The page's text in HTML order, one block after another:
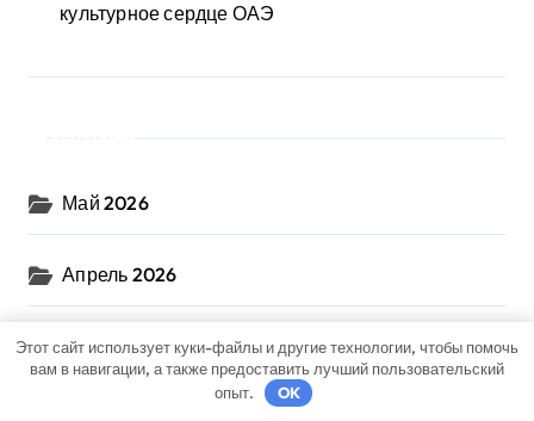
культурное сердце ОАЭ
Май 2026
Апрель 2026
Сентябрь 2024
Этот сайт использует куки-файлы и другие технологии, чтобы помочь
вам в навигации, а также предоставить лучший пользовательский
опыт.
OK